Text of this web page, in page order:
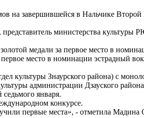
на завершившейся в Нальчике
представитель министерства
медали за первое место в
место в номинации эстрадный
культуры Знаурского района) с
администрации Дзауского
января.
конкурсе.
первые места», - отметила Мадина